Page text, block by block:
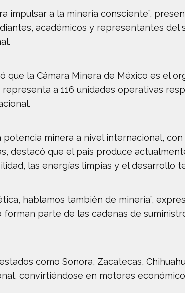
impulsar a la minería consciente”,
académicos y representantes
que la Cámara Minera de México es el
a 116 unidades operativas
minera a nivel internacional,
destacó que el país produce
las energías limpias y el desarrollo
hablamos también de minería”,
parte de las cadenas de
como Sonora, Zacatecas,
convirtiéndose en motores